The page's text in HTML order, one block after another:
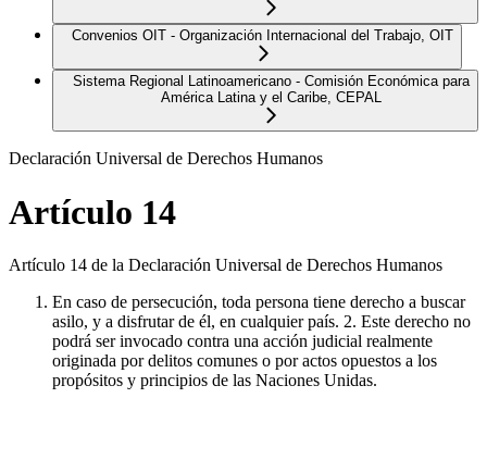
Convenios OIT - Organización Internacional del Trabajo, OIT
Sistema Regional Latinoamericano - Comisión Económica para
América Latina y el Caribe, CEPAL
Declaración Universal de Derechos Humanos
Artículo 14
Artículo 14 de la Declaración Universal de Derechos Humanos
En caso de persecución, toda persona tiene derecho a buscar
asilo, y a disfrutar de él, en cualquier país. 2. Este derecho no
podrá ser invocado contra una acción judicial realmente
originada por delitos comunes o por actos opuestos a los
propósitos y principios de las Naciones Unidas.